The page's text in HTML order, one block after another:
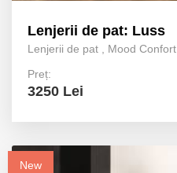
Lenjerii de pat: Luss
Lenjerii de pat , Mood Confort
Preț:
3250 Lei
New